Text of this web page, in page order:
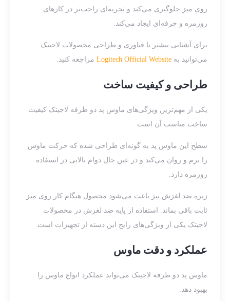
روی میز جلوگیری می‌کند و تجربه‌ای راحت‌تر در کارهای
روزمره و حرفه‌ای ایجاد می‌کند.
برای آشنایی بیشتر با فناوری و طراحی محصولات لاجیتک
می‌توانید به Logitech Official Website مراجعه کنید.
طراحی و کیفیت ساخت
یکی از مهم‌ترین ویژگی‌های ماوس پد دو طرفه لاجیتک کیفیت
ساخت مناسب آن است.
سطح این ماوس پد به گونه‌ای طراحی شده که حرکت ماوس
را نرم و روان می‌کند و در عین حال دوام بالایی در استفاده
روزمره دارد.
زیره ضد لغزش نیز باعث می‌شود محصول هنگام کار روی میز
ثابت باقی بماند. استفاده از پایه ضد لغزش در محصولات
لاجیتک یکی از ویژگی‌های رایج این دسته از تجهیزات است.
عملکرد و دقت ماوس
ماوس پد دو طرفه لاجیتک می‌تواند عملکرد انواع ماوس را
بهبود دهد.